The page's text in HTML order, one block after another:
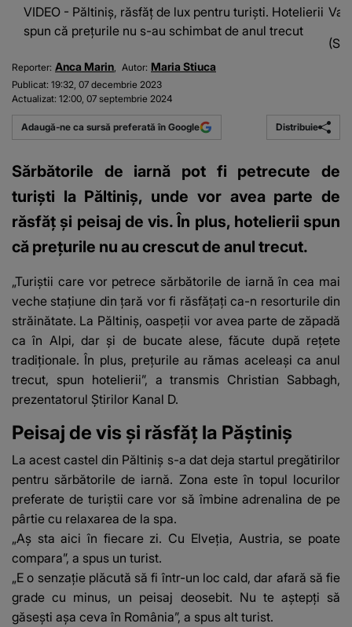
VIDEO - Păltiniș, răsfăț de lux pentru turiști. Hotelierii
spun că prețurile nu s-au schimbat de anul trecut
Reporter: Anca Marin Autor: Maria Stiuca
Publicat: 19:32, 07 decembrie 2023
Actualizat: 12:00, 07 septembrie 2024
Adaugă-ne ca sursă preferată în Google Distribuie
Sărbătorile de iarnă pot fi petrecute de
turiști la Păltiniș, unde vor avea parte de
răsfăț și peisaj de vis. În plus, hotelierii spun
că prețurile nu au crescut de anul trecut.
„Turiștii care vor petrece sărbătorile de iarnă în cea mai
veche stațiune din țară vor fi răsfățați ca-n resorturile din
străinătate. La Păltiniș, oaspeții vor avea parte de zăpadă
ca în Alpi, dar și de bucate alese, făcute după rețete
tradiționale. În plus, prețurile au rămas aceleași ca anul
trecut, spun hotelierii”, a transmis Christian Sabbagh,
prezentatorul Știrilor Kanal D.
Peisaj de vis și răsfăț la Păștiniș
La acest castel din Păltiniș s-a dat deja startul pregătirilor
pentru sărbătorile de iarnă. Zona este în topul locurilor
preferate de turiștii care vor să îmbine adrenalina de pe
pârtie cu relaxarea de la spa.
„Aș sta aici în fiecare zi. Cu Elveția, Austria, se poate
compara”, a spus un turist.
„E o senzație plăcută să fi într-un loc cald, dar afară să fie
grade cu minus, un peisaj deosebit. Nu te aștepți să
găsești așa ceva în România”, a spus alt turist.